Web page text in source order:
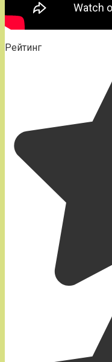
Рейтинг